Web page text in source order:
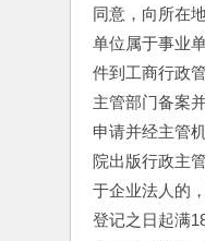
同意，向所在
单位属于事业
件到工商行政
主管部门备案
申请并经主管
院出版行政主
于企业法人的
登记之日起满